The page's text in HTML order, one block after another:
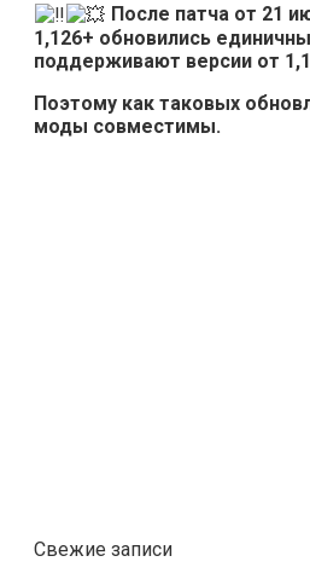
После патча от 21
1,126+ обновились
поддерживают версии от
Поэтому как таковых
моды совместимы.
Свежие записи